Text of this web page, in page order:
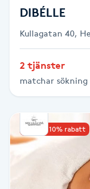
K18
Kemisk peeling
Keratinbehandling
Kinesiologi
Kinesisk medicin
DIBÉLLE
Kullagatan 40,
2 tjänster
matchar sökning
Upp till 10% rabatt